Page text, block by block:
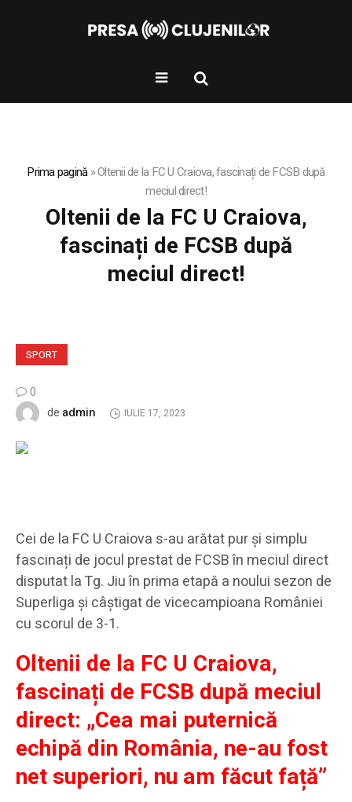
Prima pagină»Oltenii de la FC U Craiova, fascinați de FCSB după
meciul direct!
Oltenii de la FC U Craiova,
fascinați de FCSB după
meciul direct!
SPORT
0
de admin IULIE 17, 2023
Cei de la FC U Craiova s-au arătat pur și simplu
fascinați de jocul prestat de FCSB în meciul direct
disputat la Tg. Jiu în prima etapă a noului sezon de
Superliga și câștigat de vicecampioana României
cu scorul de 3-1.
Oltenii de la FC U Craiova,
fascinați de FCSB după meciul
direct: „Cea mai puternică
echipă din România, ne-au fost
net superiori, nu am făcut față”